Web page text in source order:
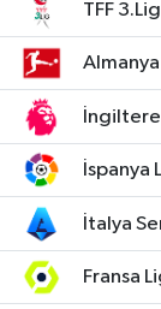
TFF
İspanya
İtalya
Fransa